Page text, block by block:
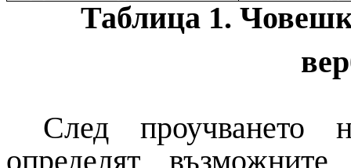
Таблица 1.
След проучването